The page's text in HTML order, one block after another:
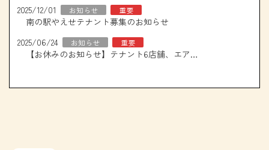
2025/12/01
お知らせ 重要
南の駅やえせテナント募集のお知らせ
2025/06/24
お知らせ 重要
【お休みのお知らせ】テナント6店舗、エアコン取り換え工事について